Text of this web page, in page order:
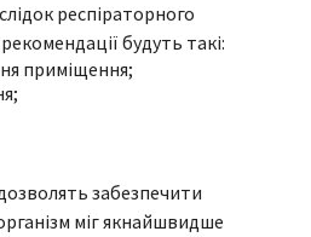
респіраторного
будуть такі:
приміщення;
забезпечити
міг якнайшвидше